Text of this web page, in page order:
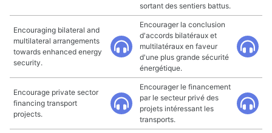
sortant des sentiers battus.
Encouraging bilateral and
multilateral arrangements
towards enhanced energy
security.
Encourager la conclusion
d'accords bilatéraux et
multilatéraux en faveur
d'une plus grande sécurité
énergétique.
Encourage private sector
financing transport
projects.
Encourager le financement
par le secteur privé des
projets intéressant les
transports.